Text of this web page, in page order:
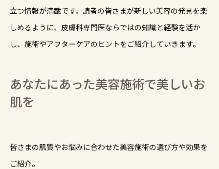
立つ情報が満載です。読者の皆さまが新しい美容の発見を楽
しめるように、皮膚科専門医ならではの知識と経験を活か
し、施術やアフターケアのヒントをご紹介していきます。
あなたにあった美容施術で美しいお
肌を
皆さまの肌質やお悩みに合わせた美容施術の選び方や効果を
ご紹介。